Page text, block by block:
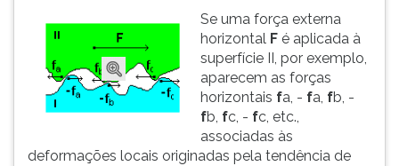
Se uma força externa
horizontal F é aplicada à
superfície II, por exemplo,
aparecem as forças
horizontais fa, - fa, fb, -
fb, fc, - fc, etc.,
associadas às
deformações locais originadas pela tendência de